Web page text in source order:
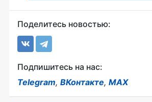
Поделитесь новостью:
Подпишитесь на нас:
Telegram, ВКонтакте, MAX